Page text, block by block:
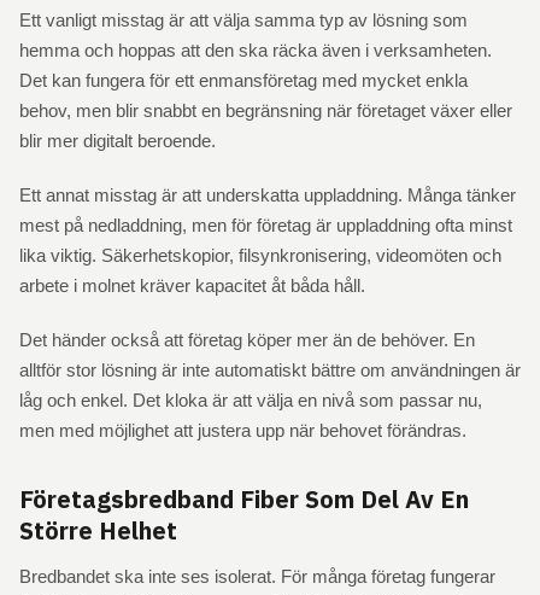
Ett vanligt misstag är att välja samma typ av lösning som
hemma och hoppas att den ska räcka även i verksamheten.
Det kan fungera för ett enmansföretag med mycket enkla
behov, men blir snabbt en begränsning när företaget växer eller
blir mer digitalt beroende.
Ett annat misstag är att underskatta uppladdning. Många tänker
mest på nedladdning, men för företag är uppladdning ofta minst
lika viktig. Säkerhetskopior, filsynkronisering, videomöten och
arbete i molnet kräver kapacitet åt båda håll.
Det händer också att företag köper mer än de behöver. En
alltför stor lösning är inte automatiskt bättre om användningen är
låg och enkel. Det kloka är att välja en nivå som passar nu,
men med möjlighet att justera upp när behovet förändras.
Företagsbredband Fiber Som Del Av En
Större Helhet
Bredbandet ska inte ses isolerat. För många företag fungerar